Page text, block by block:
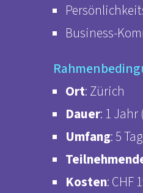
Business-
Ort: Zürich
Dauer: 1 Jahr
Umfang: 5
Kosten: CHF